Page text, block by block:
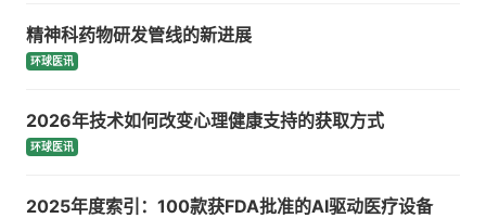
精神科药物研发管线的新进展
环球医讯
2026年技术如何改变心理健康支持的获取方式
环球医讯
2025年度索引：100款获FDA批准的AI驱动医疗设备